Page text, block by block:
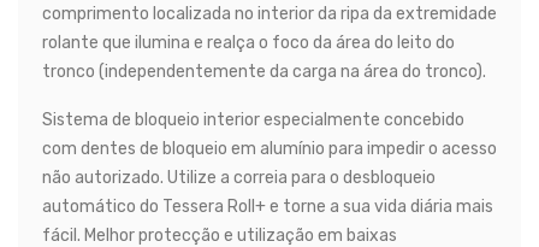
comprimento localizada no interior da ripa da extremidade
rolante que ilumina e realça o foco da área do leito do
tronco (independentemente da carga na área do tronco).
Sistema de bloqueio interior especialmente concebido
com dentes de bloqueio em alumínio para impedir o acesso
não autorizado. Utilize a correia para o desbloqueio
automático do Tessera Roll+ e torne a sua vida diária mais
fácil. Melhor protecção e utilização em baixas